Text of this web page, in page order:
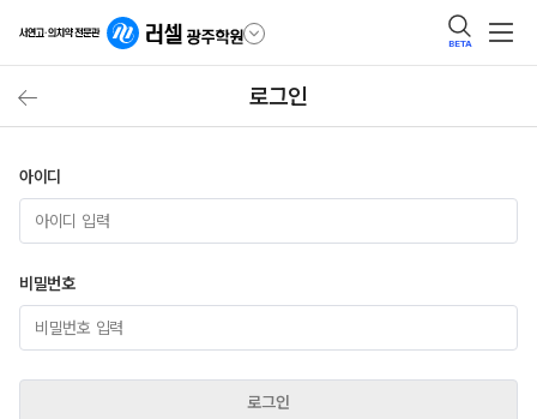
BETA
로그인
아이디
비밀번호
로그인